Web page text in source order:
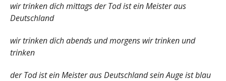
wir trinken dich mittags der Tod ist ein Meister aus
Deutschland
wir trinken dich abends und morgens wir trinken und
trinken
der Tod ist ein Meister aus Deutschland sein Auge ist blau